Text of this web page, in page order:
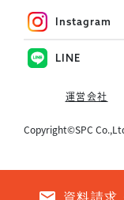
Instagram
LINE
Copyright©SPC
運営会社
資料請求